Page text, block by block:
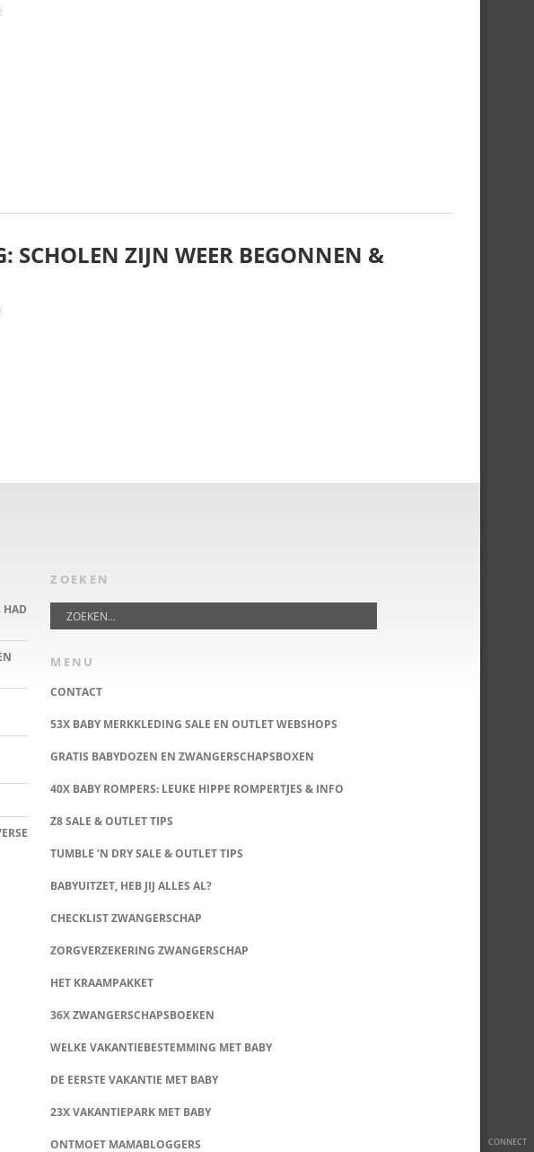
CONNECT
SCHOLEN ZIJN WEER BEGONNEN &
HAD
ZOEKEN
MENU
CONTACT
53X BABY MERKKLEDING SALE EN OUTLET WEBSHOPS
GRATIS BABYDOZEN EN ZWANGERSCHAPSBOXEN
40X BABY ROMPERS: LEUKE HIPPE ROMPERTJES & INFO
Z8 SALE & OUTLET TIPS
TUMBLE ‘N DRY SALE & OUTLET TIPS
BABYUITZET, HEB JIJ ALLES AL?
CHECKLIST ZWANGERSCHAP
ZORGVERZEKERING ZWANGERSCHAP
HET KRAAMPAKKET
36X ZWANGERSCHAPSBOEKEN
WELKE VAKANTIEBESTEMMING MET BABY
DE EERSTE VAKANTIE MET BABY
23X VAKANTIEPARK MET BABY
ONTMOET MAMABLOGGERS